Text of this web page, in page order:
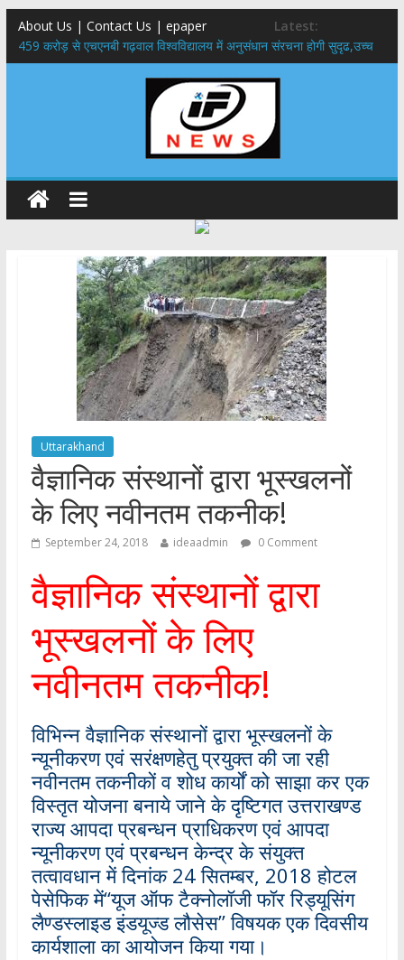
About Us | Contact Us | epaper
Latest:
459 करोड़ से एचएनबी गढ़वाल विश्वविद्यालय में अनुसंधान संरचना होगी सुदृढ,उच्च
शिक्षा मंत्री धन सिंह रावत ने नवनियुक्त केन्द्रीय शिक्षा मंत्री से की मुलाकात
राष्ट्रीय हथकरघा दिवस पर मुख्यमंत्री धामी ने उत्कृष्ट बुनकरों और हस्तशिल्प
​धामी कैबिनेट का बड़ा फैसला: पशुपालकों को 60% तक सब्सिडी, गंगा एक्सप्रेसवे का
​हरिद्वार से वीरभद्र (ऋषिकेश) तक निकली BJYM की भव्य कांवड़ यात्रा; तेजस्वी
सूर्या ने की देश व प्रदेशवासियों के कल्याण की कामना
24×7 अलर्ट मोड में रहें अधिकारी-मुख्य सचिव मानसून-एसईओसी से मुख्य सचिव ने
की विस्तृत समीक्षा कहा-बंद सड़कों को शीघ्र खोला जाए, लोगों को न हो दिक्कत
Uttarakhand
वैज्ञानिक संस्थानों द्वारा भूस्खलनों
के लिए नवीनतम तकनीक!
September 24, 2018 ideaadmin 0 Comment
वैज्ञानिक संस्थानों द्वारा
भूस्खलनों के लिए
नवीनतम तकनीक!
विभिन्न वैज्ञानिक संस्थानों द्वारा भूस्खलनों के
न्यूनीकरण एवं सरंक्षणहेतु प्रयुक्त की जा रही
नवीनतम तकनीकों व शोध कार्यों को साझा कर एक
विस्तृत योजना बनाये जाने के दृष्टिगत उत्तराखण्ड
राज्य आपदा प्रबन्धन प्राधिकरण एवं आपदा
न्यूनीकरण एवं प्रबन्धन केन्द्र के संयुक्त
तत्वावधान में दिनांक 24 सितम्बर, 2018 होटल
पेसेफिक में‘‘यूज ऑफ टैक्नोलॉजी फॉर रिड्यूसिंग
लैण्डस्लाइड इंडयूज्ड लौसेस’’ विषयक एक दिवसीय
कार्यशाला का आयोजन किया गया।